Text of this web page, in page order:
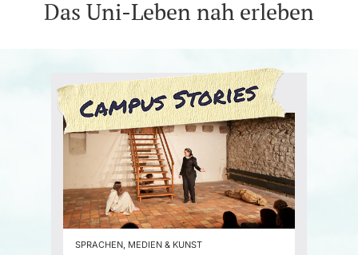
Das Uni-Leben nah erleben
SPRACHEN, MEDIEN & KUNST